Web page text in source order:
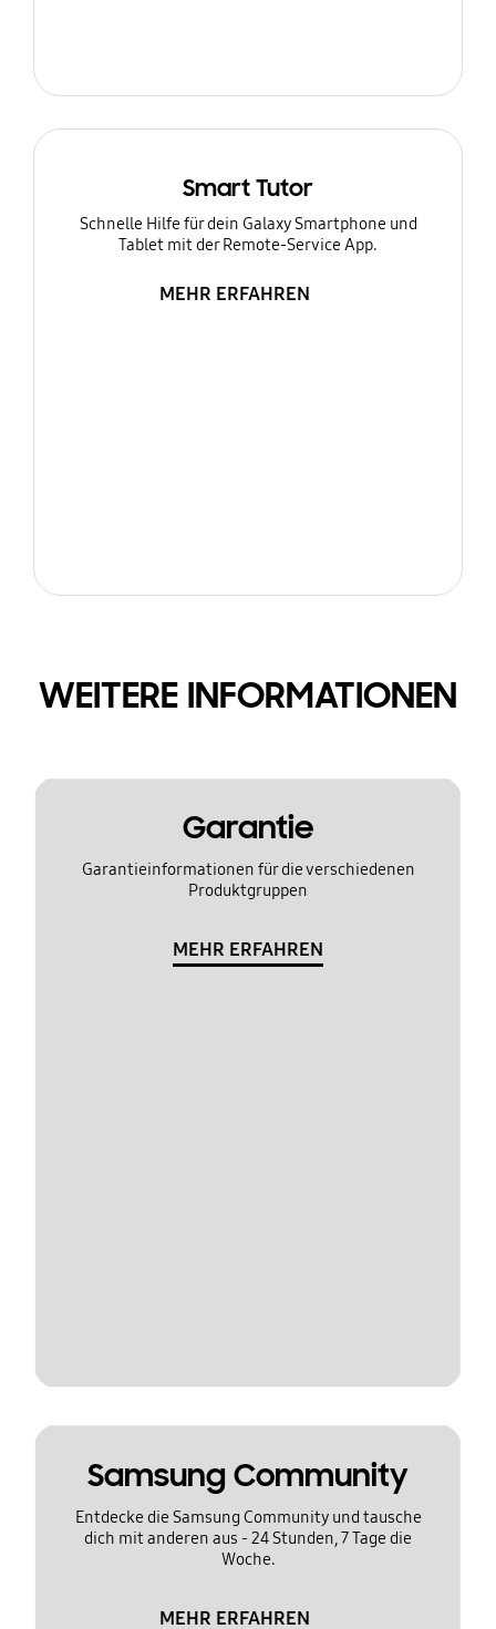
Smart Tutor
Schnelle Hilfe für dein Galaxy Smartphone und
Tablet mit der Remote-Service App.
MEHR ERFAHREN
WEITERE INFORMATIONEN
Garantie
Garantieinformationen für die verschiedenen
Produktgruppen
MEHR ERFAHREN
Samsung Community
Entdecke die Samsung Community und tausche
dich mit anderen aus - 24 Stunden, 7 Tage die
Woche.
MEHR ERFAHREN